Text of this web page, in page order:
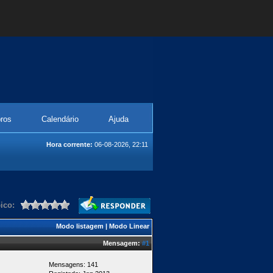
Calendário Ajuda
Hora corrente: 06-08-2026, 22:11
Modo listagem | Modo Linear
Mensagem:#1
Mensagens: 141